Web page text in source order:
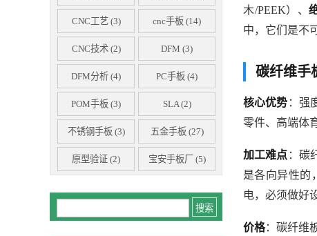
CNC工艺(3) cnc手板 (14)
CNC技术(2) DFM (3)
DFM分析 (4) PC手板 (4)
POM手板 (3) SLA(2)
不锈钢手板 (3) 五金手板 (27)
原型验证 (2) 宝安手板厂 (5)
工艺选型(3) 广州手板厂(2)
木/PEEK）、
中，它们是不
碳纤维
核心优势 ：强
零件、高端体
加工难点 ：碳
是各向异性的
电，必须做好
价格：碳纤维